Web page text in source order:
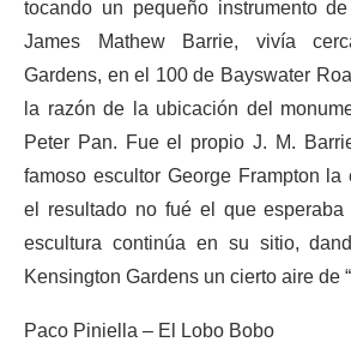
tocando un pequeño instrumento
James Mathew Barrie, vivía
Gardens, en el 100 de Bayswater
la razón de la ubicación del
Peter Pan. Fue el propio J. M.
famoso escultor George Frampton la
el resultado no fué el que esperaba
escultura continúa en su sitio,
Kensington Gardens un cierto aire de
Paco Piniella – El Lobo Bobo